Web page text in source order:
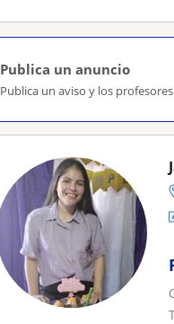
Publica un anuncio
Publica un aviso y los